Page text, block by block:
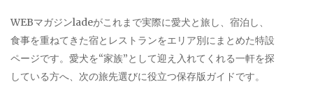
WEBマガジンladeがこれまで実際に愛犬と旅し、宿泊し、
食事を重ねてきた宿とレストランをエリア別にまとめた特設
ページです。愛犬を“家族”として迎え入れてくれる一軒を探
している方へ、次の旅先選びに役立つ保存版ガイドです。